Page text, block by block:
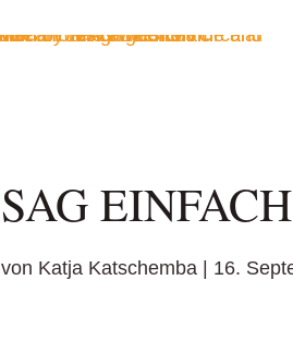
SAG
von Katja Katschemba | 16.